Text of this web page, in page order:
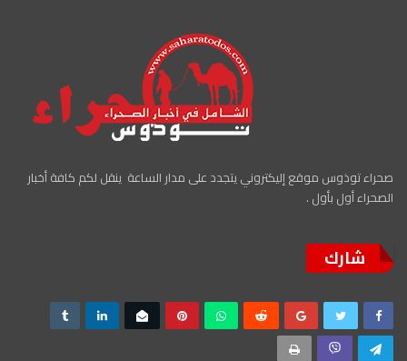
صحراء توذوس موقع إليكتروني يتجدد على مدار الساعة ينقل لكم كافة أخبار
الصحراء أول بأول .
شارك